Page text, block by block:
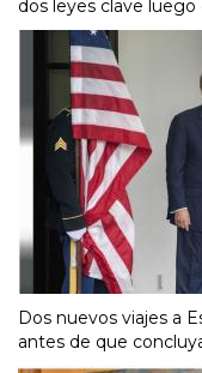
dos leyes clave
Dos nuevos viajes a
antes de que